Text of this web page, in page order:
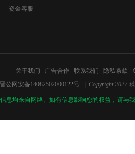
资金客服
关于我们 广告合作 联系我们 隐私条款
晋公网安备14082502000122号
| Copyright 2027
息均来自网络。如有信息影响您的权益，请与